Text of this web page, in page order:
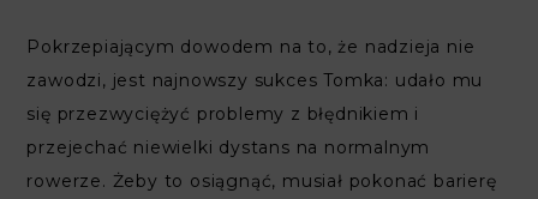
Pokrzepiającym dowodem na to, że nadzieja nie
zawodzi, jest najnowszy sukces Tomka: udało mu
się przezwyciężyć problemy z błędnikiem i
przejechać niewielki dystans na normalnym
rowerze. Żeby to osiągnąć, musiał pokonać barierę